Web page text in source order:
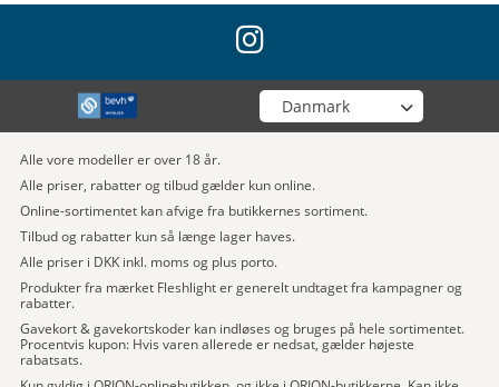
instagram
Vælg din butik
Alle vore modeller er over 18 år.
Alle priser, rabatter og tilbud gælder kun online.
Online-sortimentet kan afvige fra butikkernes sortiment.
Tilbud og rabatter kun så længe lager haves.
Alle priser i DKK inkl. moms og plus porto.
Produkter fra mærket Fleshlight er generelt undtaget fra kampagner og
rabatter.
Gavekort & gavekortskoder kan indløses og bruges på hele sortimentet.
Procentvis kupon: Hvis varen allerede er nedsat, gælder højeste
rabatsats.